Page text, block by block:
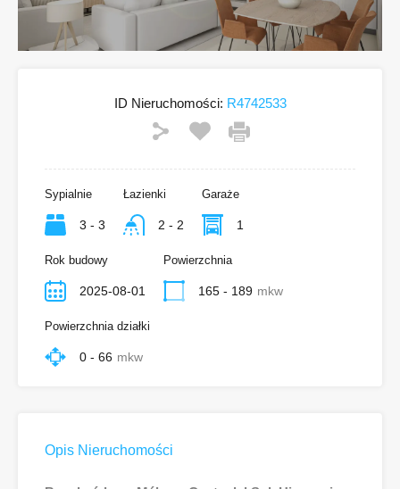
ID Nieruchomości: R4742533
Sypialnie
3 - 3
Łazienki
2 - 2
Garaże
1
Rok budowy
2025-08-01
Powierzchnia
165 - 189 mkw
Powierzchnia działki
0 - 66 mkw
Opis Nieruchomości